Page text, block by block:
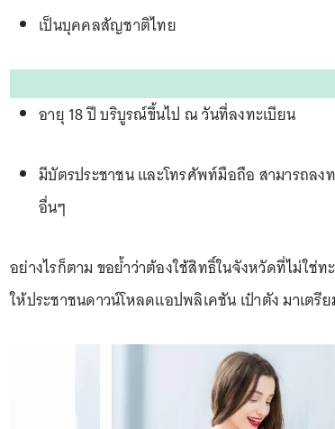
เป็นบุคคลสัญชาติไทย
อายุ 18 ปี บริบูรณ์ขึ้นไป ณ วันที่ลงทะเบียน
มีบัตรประชาชน และโทรศัพท์มือถือ สามารถล
อื่นๆ
อย่างไรก็ตาม ขอย้ำว่าต้องใช้สิทธิ์ในจังหวัดที่ไม่ใช่
ให้ประชาชนดาวน์โหลดแอปพลิเคชัน เป๋าตัง มาเตรีย